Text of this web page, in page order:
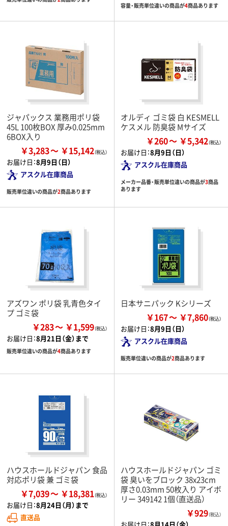
容量・販売単位違いの商品が4商品あります
ジャパックス 業務用ポリ袋
45L 100枚BOX 厚み0.025mm
6BOX入り
￥3,283 ￥15,142
お届け日：8月9日（日）
アスクル在庫商品
販売単位違いの商品が2商品あります
オルディ ゴミ袋 白 KESMELL
ケスメル 防臭袋 Mサイズ
￥260 ￥5,342
お届け日：8月9日（日）
アスクル在庫商品
メーカー品番・販売単位違いの商品が3商品
あります
アズワン ポリ袋 乳青色タイ
プ ゴミ袋
￥283 ￥1,599
お届け日：8月21日（金）まで
販売単位違いの商品が4商品あります
日本サニパック Kシリーズ
￥167 ￥7,860
お届け日：8月9日（日）
アスクル在庫商品
販売単位違いの商品が2商品あります
ハウスホールドジャパン 食品
対応ポリ袋 兼 ゴミ袋
￥7,039 ￥18,381
お届け日：8月24日（月）まで
直送品
ハウスホールドジャパン ゴミ
袋 臭いをブロック 38x23cm
厚さ0.03mm 50枚入り アイボ
リー 349142 1個（直送品）
￥929（税込）
お届け日：8月14日（金）